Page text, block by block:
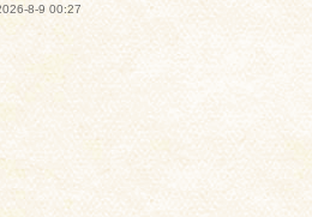
8-9 00:27